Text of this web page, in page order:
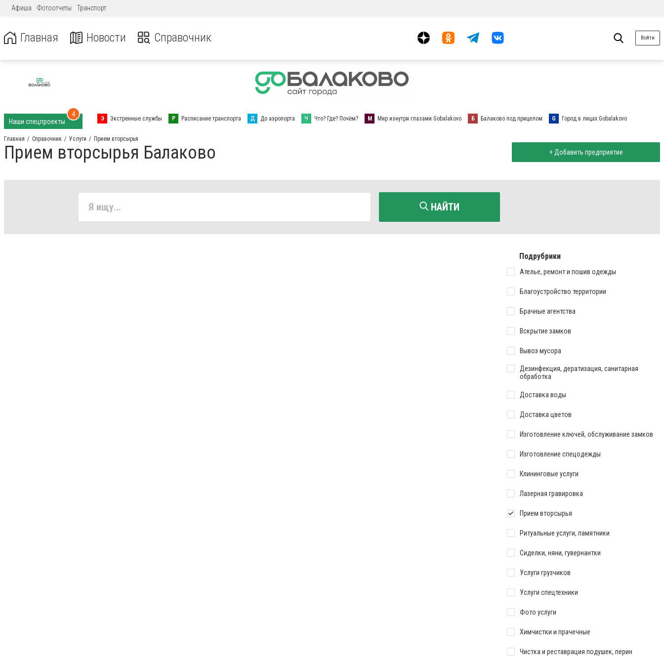
Афиша Фотоотчеты Транспорт
Главная Новости Справочник Войти
Наши спецпроекты
4
Э Экстренные службы Р Расписание транспорта Д До аэропорта Ч Что? Где? Почём? М Мир изнутри глазами Gobalakovo Б Балаково под прицелом G Город в лицах Gobalakovo
Главная Справочник Услуги Прием вторсырья
Прием вторсырья Балаково + Добавить предприятие
НАЙТИ
Подрубрики
Ателье, ремонт и пошив одежды
Благоустройство территории
Брачные агентства
Вскрытие замков
Вывоз мусора
Дезинфекция, дератизация, санитарная
обработка
Доставка воды
Доставка цветов
Изготовление ключей, обслуживание замков
Изготовление спецодежды
Клининговые услуги
Лазерная гравировка
Прием вторсырья
Ритуальные услуги, памятники
Сиделки, няни, гувернантки
Услуги грузчиков
Услуги спецтехники
Фото услуги
Химчистки и прачечные
Чистка и реставрация подушек, перин